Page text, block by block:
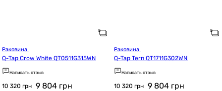
Q-Tap Crow White QT0511G315WN
Написать отзыв
10 320 грн 9 804 грн
Q-Tap Tern QT1711G302WN
Написать отзыв
10 320 грн 9 804 грн